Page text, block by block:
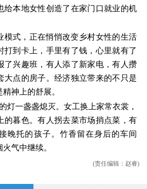
给本地女性创造了在家门口就业的机
模式，正在悄悄改变乡村女性的生活
打到卡上，手里有了钱，心里就有了
了兴趣班，有人添了新家电，有人攒
大点的房子。经济独立带来的不只是
神上的舒展。
灯一盏盏熄灭。女工换上家常衣裳，
的暮色。有人拐去菜市场捎点菜，有
晚托的孩子。竹香留在身后的车间
气中继续。
(责任编辑：赵睿)